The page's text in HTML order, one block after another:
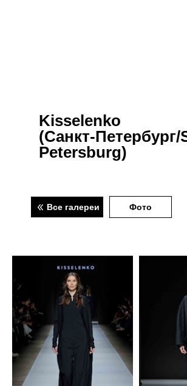
Kisselenko
(Санкт-Петербург/
Petersburg)
Все галереи Фото